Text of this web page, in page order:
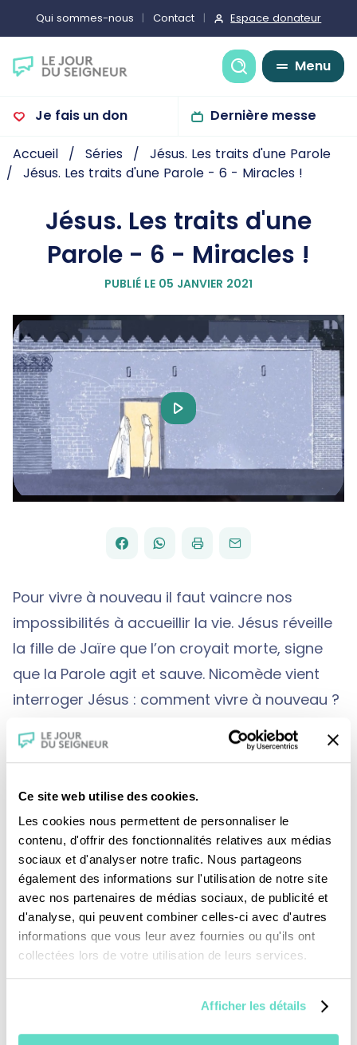
Ce site web utilise des cookies.
Les cookies nous permettent de personnaliser le
contenu, d'offrir des fonctionnalités relatives aux médias
sociaux et d'analyser notre trafic. Nous partageons
également des informations sur l'utilisation de notre site
avec nos partenaires de médias sociaux, de publicité et
d'analyse, qui peuvent combiner celles-ci avec d'autres
informations que vous leur avez fournies ou qu'ils ont
collectées lors de votre utilisation de leurs services.
Afficher les détails
Qui sommes-nous Contact Espace donateur
Recherche
Menu
Je fais un don Dernière messe
Accueil Séries
Jésus. Les traits d'une Parole
Jésus. Les traits d'une Parole - 6 - Miracles !
Jésus. Les traits d'une
Parole - 6 - Miracles !
PUBLIÉ LE 05 JANVIER 2021
Play
PARTAGER
FACEBOOK
PARTAGER
WHATSAPP
IMPRIMERENVOYER
PAR
EMAIL
Pour vivre à nouveau il faut vaincre nos
impossibilités à accueillir la vie. Jésus réveille
la fille de Jaïre que l’on croyait morte, signe
que la Parole agit et sauve. Nicomède vient
interroger Jésus : comment vivre à nouveau ?
Pour Jésus, la mort n’est pas la fin.
Je fais un don
Revoir la messe du 09 août 2026
TOUS NOS PROGRAMMES